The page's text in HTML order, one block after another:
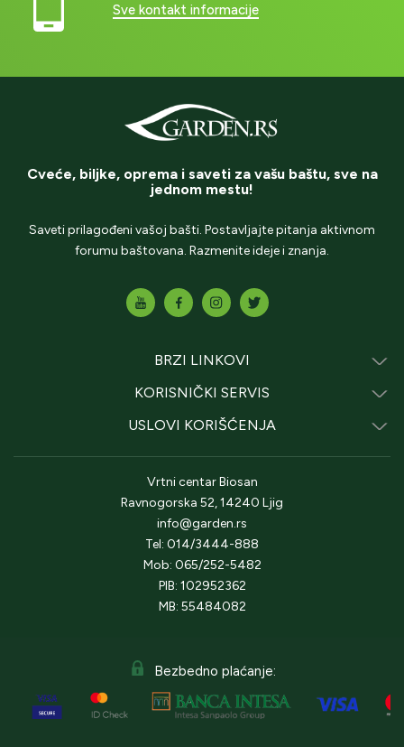
Sve kontakt informacije
Cveće, biljke, oprema i saveti za vašu baštu, sve na
jednom mestu!
Saveti prilagođeni vašoj bašti. Postavljajte pitanja aktivnom
forumu baštovana. Razmenite ideje i znanja.
BRZI LINKOVI
KORISNIČKI SERVIS
USLOVI KORIŠĆENJA
Vrtni centar Biosan
Ravnogorska 52, 14240 Ljig
info@garden.rs
Tel: 014/3444-888
Mob: 065/252-5482
PIB: 102952362
MB: 55484082
Bezbedno plaćanje: